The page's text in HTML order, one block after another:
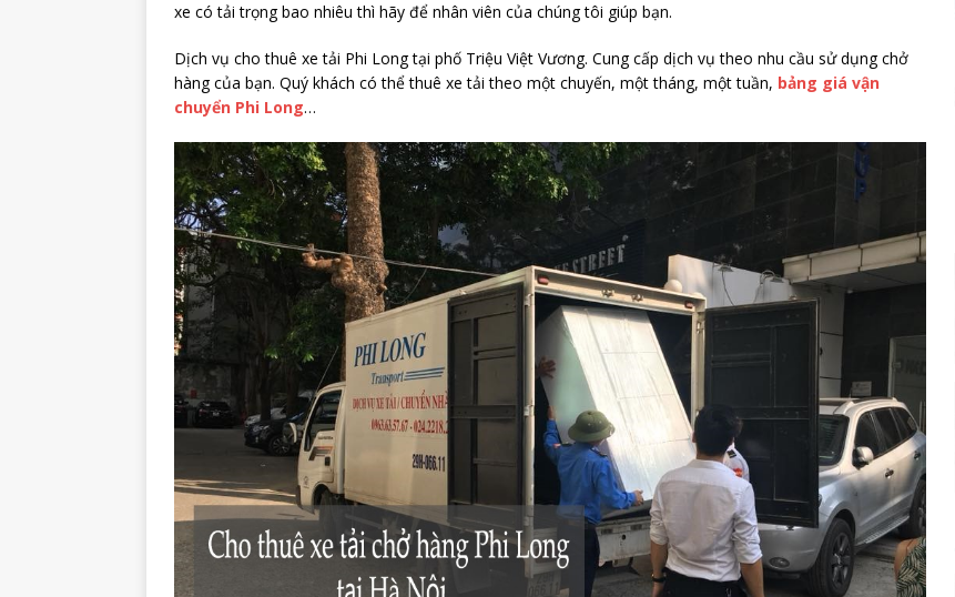
xe có tải trọng bao nhiêu thì hãy để nhân viên của chúng tôi giúp bạn.
Dịch vụ cho thuê xe tải Phi Long tại phố Triệu Việt Vương. Cung cấp dịch vụ theo nhu cầu sử dụng chở
hàng của bạn. Quý khách có thể thuê xe tải theo một chuyến, một tháng, một tuần, bảng giá vận
chuyển Phi Long…